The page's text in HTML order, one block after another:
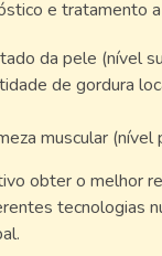
e tratamento a
da pele (nível
de gordura
muscular (nível
obter o melhor
tecnologias